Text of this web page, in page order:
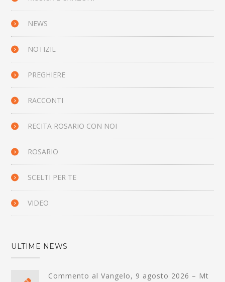
NEWS
NOTIZIE
PREGHIERE
RACCONTI
RECITA ROSARIO CON NOI
ROSARIO
SCELTI PER TE
VIDEO
ULTIME NEWS
Commento al Vangelo, 9 agosto 2026 – Mt